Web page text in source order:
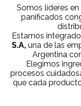
Somos líderes
panificados
Estamos
S.A,una de las
Argentina
Elegimos
procesos
que cada